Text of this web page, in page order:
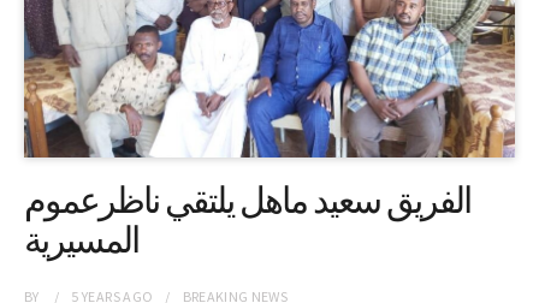
الفريق سعيد ماهل يلتقي ناظرعموم
المسيرية
BY 5 YEARSAGO BREAKING NEWS